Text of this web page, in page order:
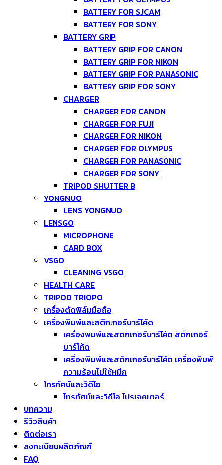
BATTERY FOR SJCAM
BATTERY FOR SONY
BATTERY GRIP
BATTERY GRIP FOR CANON
BATTERY GRIP FOR NIKON
BATTERY GRIP FOR PANASONIC
BATTERY GRIP FOR SONY
CHARGER
CHARGER FOR CANON
CHARGER FOR FUJI
CHARGER FOR NIKON
CHARGER FOR OLYMPUS
CHARGER FOR PANASONIC
CHARGER FOR SONY
TRIPOD SHUTTER B
YONGNUO
LENS YONGNUO
LENSGO
MICROPHONE
CARD BOX
VSGO
CLEANING VSGO
HEALTH CARE
TRIPOD TRIOPO
เครื่องตัดฟิล์มมือถือ
เครื่องพิมพ์และสติกเกอร์บาร์โค้ด
เครื่องพิมพ์และสติกเกอร์บาร์โค้ด สติ๊กเกอร์
บาร์โค้ด
เครื่องพิมพ์และสติกเกอร์บาร์โค้ด เครื่องพิมพ์
ความร้อนไม่ใช้หมึก
โทรทัศน์และวิดีโอ
โทรทัศน์และวิดีโอ โปรเจคเตอร์
บทความ
รีวิวสินค้า
ติดต่อเรา
ลงทะเบียนผลิตภัณฑ์
FAQ